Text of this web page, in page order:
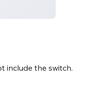
include the switch.